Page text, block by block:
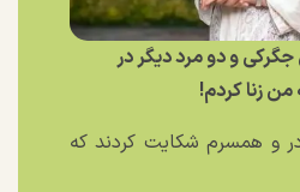
و دو مرد دیگر در
من زنا کردم!
و همسرم شکایت کردند که